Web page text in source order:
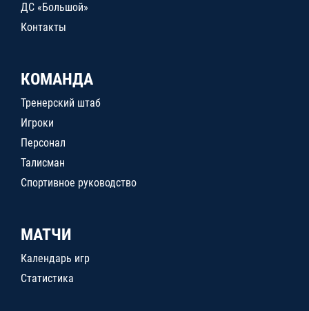
ДС «Большой»
Контакты
КОМАНДА
Тренерский штаб
Игроки
Персонал
Талисман
Спортивное руководство
МАТЧИ
Календарь игр
Статистика